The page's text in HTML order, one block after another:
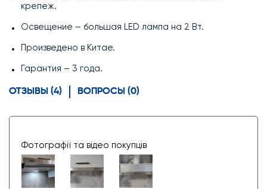
крепеж.
Освещение – большая LED лампа на 2 Вт.
Произведено в Китае.
Гарантия – 3 года.
ОТЗЫВЫ (4) ВОПРОСЫ (0)
Фотографії та відео покупців